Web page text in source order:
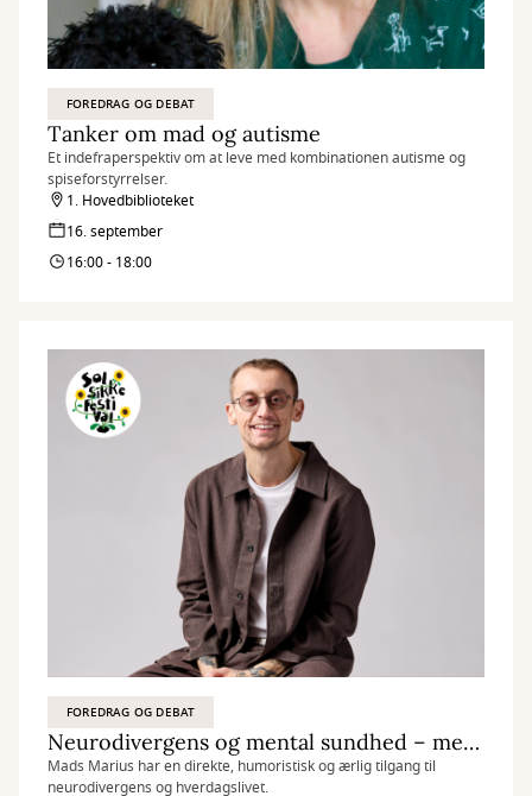
FOREDRAG OG DEBAT
Tanker om mad og autisme
Et indefraperspektiv om at leve med kombinationen autisme og
spiseforstyrrelser.
1. Hovedbiblioteket
16. september
16:00 - 18:00
FOREDRAG OG DEBAT
Neurodivergens og mental sundhed – med Mads Marius
Mads Marius har en direkte, humoristisk og ærlig tilgang til
neurodivergens og hverdagslivet.